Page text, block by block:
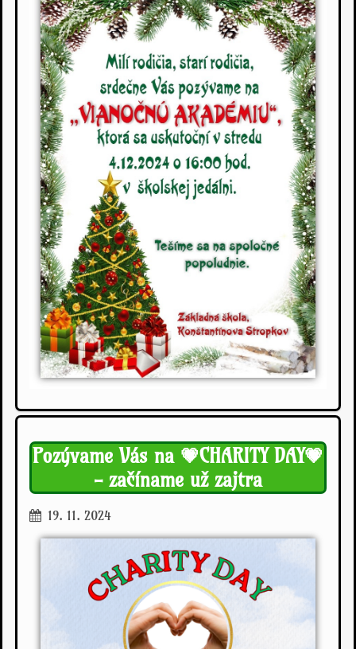
Pozývame Vás na 💗CHARITY DAY💗
- začíname už zajtra
19. 11. 2024